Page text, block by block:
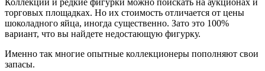
Коллекции и редкие фигурки можно поискать на аукционах и
торговых площадках. Но их стоимость отличается от цены
шоколадного яйца, иногда существенно. Зато это 100%
вариант, что вы найдете недостающую фигурку.
Именно так многие опытные коллекционеры пополняют свои
запасы.